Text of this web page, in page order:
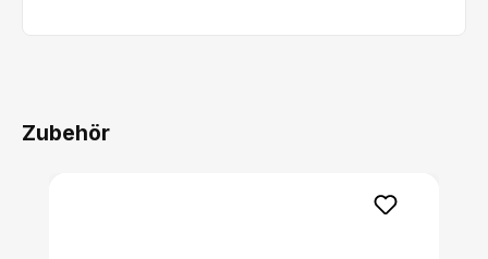
Zubehör